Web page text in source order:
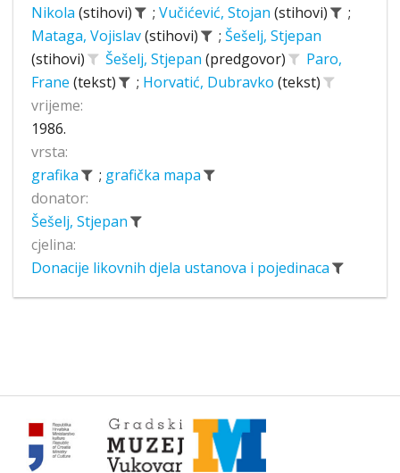
Nikola (stihovi) ; Vučićević, Stojan (stihovi)
;
Mataga, Vojislav(stihovi) ; Šešelj, Stjepan
(stihovi)
Šešelj, Stjepan (predgovor)
Paro,
Frane (tekst) ; Horvatić, Dubravko (tekst)
vrijeme:
1986.
vrsta:
grafika
; grafička mapa
donator:
Šešelj, Stjepan
cjelina:
Donacije likovnih djela ustanova i pojedinaca